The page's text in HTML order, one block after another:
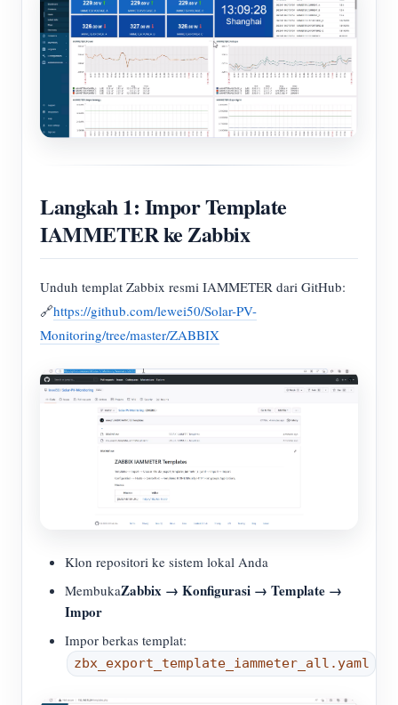
Langkah 1: Impor Template
IAMMETER ke Zabbix
Unduh templat Zabbix resmi IAMMETER dari GitHub:
🔗https://github.com/lewei50/Solar-PV-
Monitoring/tree/master/ZABBIX
Klon repositori ke sistem lokal Anda
MembukaZabbix → Konfigurasi → Template →
Impor
Impor berkas templat:
zbx_export_template_iammeter_all.yaml